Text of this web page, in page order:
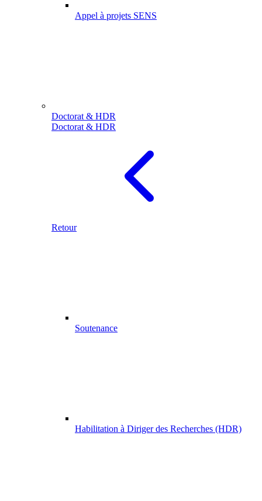
Appel à projets SENS
Doctorat & HDR
Doctorat & HDR
Retour
Soutenance
Habilitation à Diriger des Recherches (HDR)